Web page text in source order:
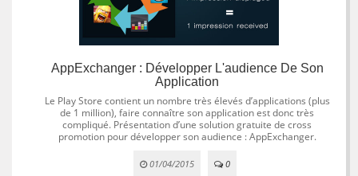
AppExchanger : Développer L'audience De Son
Application
Le Play Store contient un nombre très élevés d’applications (plus
de 1 million), faire connaître son application est donc très
compliqué. Présentation d’une solution gratuite de cross
promotion pour développer son audience : AppExchanger.
01/04/2015 0